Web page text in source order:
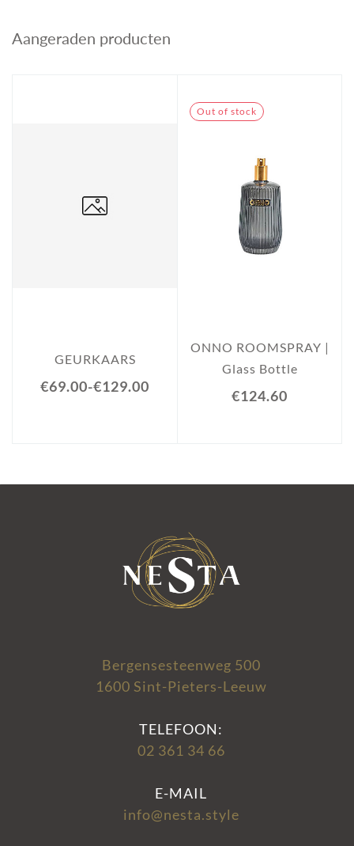
Aangeraden producten
GEURKAARS
€69.00-€129.00
Out of stock
ONNO ROOMSPRAY |
Glass Bottle
€124.60
Bergensesteenweg 500
1600 Sint-Pieters-Leeuw
TELEFOON:
02 361 34 66
E-MAIL
info@nesta.style